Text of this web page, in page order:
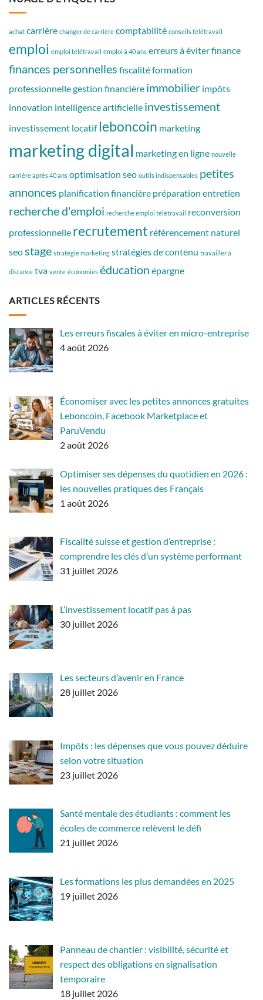
achat carrière changer de carrière comptabilité conseils télétravail
emploi emploi télétravail emploi à 40 ans erreurs à éviterfinance
finances personnelles fiscalitéformation
professionnellegestion financière immobilier impôts
innovation intelligence artificielle investissement
investissement locatif leboncoin marketing
marketing digital marketing en ligne nouvelle
carrière après 40 ans optimisation seo outils indispensables petites
annonces planification financière préparation entretien
recherche d'emploi recherche emploi télétravail
reconversion
professionnelle recrutement référencement naturel
seostage stratégie marketing stratégies de contenu travailler à
distance tva vente économies éducation épargne
ARTICLES RÉCENTS
Les erreurs fiscales à éviter en micro-entreprise
4 août 2026
Économiser avec les petites annonces gratuites
Leboncoin, Facebook Marketplace et
ParuVendu
2 août 2026
Optimiser ses dépenses du quotidien en 2026 :
les nouvelles pratiques des Français
1 août 2026
Fiscalité suisse et gestion d’entreprise :
comprendre les clés d’un système performant
31 juillet 2026
L’investissement locatif pas à pas
30 juillet 2026
Les secteurs d’avenir en France
28 juillet 2026
Impôts : les dépenses que vous pouvez déduire
selon votre situation
23 juillet 2026
Santé mentale des étudiants : comment les
écoles de commerce relèvent le défi
21 juillet 2026
Les formations les plus demandées en 2025
19 juillet 2026
Panneau de chantier : visibilité, sécurité et
respect des obligations en signalisation
temporaire
18 juillet 2026